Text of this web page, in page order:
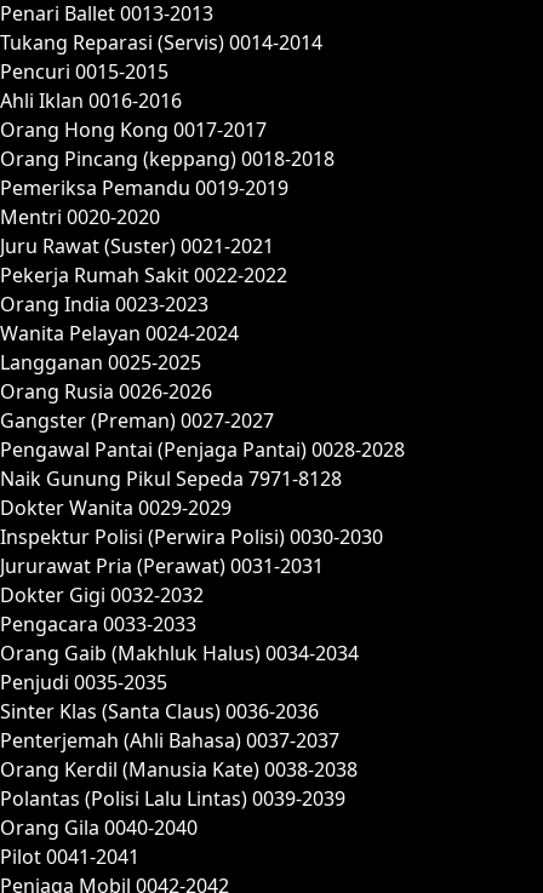
Penari Ballet 0013-2013
Tukang Reparasi (Servis) 0014-2014
Pencuri 0015-2015
Ahli Iklan 0016-2016
Orang Hong Kong 0017-2017
Orang Pincang (keppang) 0018-2018
Pemeriksa Pemandu 0019-2019
Mentri 0020-2020
Juru Rawat (Suster) 0021-2021
Pekerja Rumah Sakit 0022-2022
Orang India 0023-2023
Wanita Pelayan 0024-2024
Langganan 0025-2025
Orang Rusia 0026-2026
Gangster (Preman) 0027-2027
Pengawal Pantai (Penjaga Pantai) 0028-2028
Naik Gunung Pikul Sepeda 7971-8128
Dokter Wanita 0029-2029
Inspektur Polisi (Perwira Polisi) 0030-2030
Jururawat Pria (Perawat) 0031-2031
Dokter Gigi 0032-2032
Pengacara 0033-2033
Orang Gaib (Makhluk Halus) 0034-2034
Penjudi 0035-2035
Sinter Klas (Santa Claus) 0036-2036
Penterjemah (Ahli Bahasa) 0037-2037
Orang Kerdil (Manusia Kate) 0038-2038
Polantas (Polisi Lalu Lintas) 0039-2039
Orang Gila 0040-2040
Pilot 0041-2041
Penjaga Mobil 0042-2042